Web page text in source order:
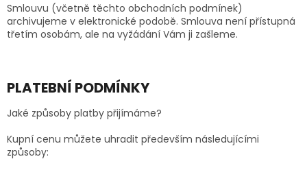
Smlouvu (včetně těchto obchodních podmínek)
archivujeme v elektronické podobě. Smlouva není přístupná
třetím osobám, ale na vyžádání Vám ji zašleme.
PLATEBNÍ PODMÍNKY
Jaké způsoby platby přijímáme?
Kupní cenu můžete uhradit především následujícími
způsoby: